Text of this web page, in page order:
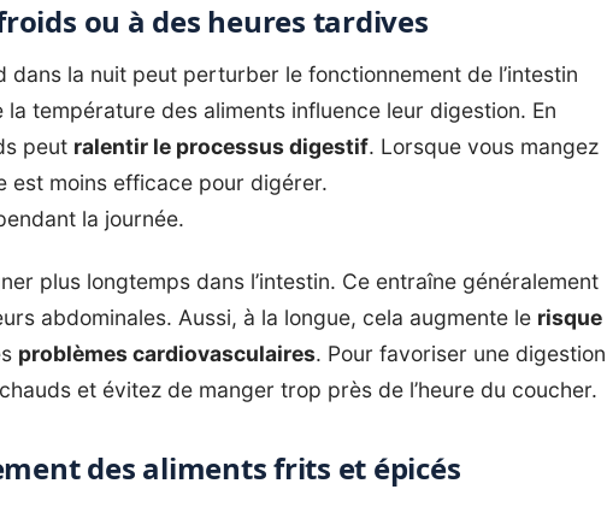
ou à des heures tardives
la nuit peut perturber le fonctionnement de l’intestin
température des aliments influence leur digestion. En
peut ralentir le processus digestif. Lorsque vous mangez
moins efficace pour digérer.
la journée.
plus longtemps dans l’intestin. Ce entraîne généralement
abdominales. Aussi, à la longue, cela augmente le risque
problèmes cardiovasculaires. Pour favoriser une digestion
et évitez de manger trop près de l’heure du coucher.
des aliments frits et épicés